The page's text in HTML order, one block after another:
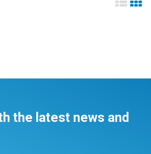
the latest news and